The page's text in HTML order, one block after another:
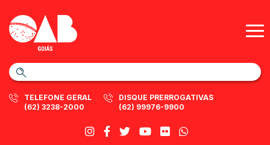
TELEFONE GERAL
(62) 3238-2000
DISQUE PRERROGATIVAS
(62) 99976-9900